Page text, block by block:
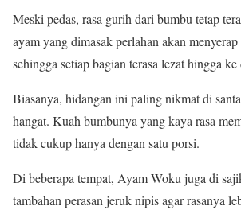
Meski pedas, rasa gurih dari bumbu tetap
ayam yang dimasak perlahan akan
sehingga setiap bagian terasa lezat hingga ke
Biasanya, hidangan ini paling nikmat di
hangat. Kuah bumbunya yang kaya rasa
tidak cukup hanya dengan satu porsi.
Di beberapa tempat, Ayam Woku juga di
tambahan perasan jeruk nipis agar rasanya